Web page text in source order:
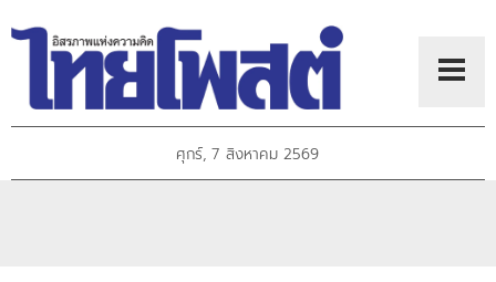
ศุกร์, 7 สิงหาคม 2569